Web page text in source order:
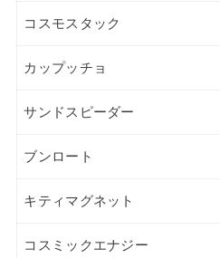
コスモスタック
カップッチョ
サンドスピーダー
ブンロート
キティマグネット
コスミックエナジー